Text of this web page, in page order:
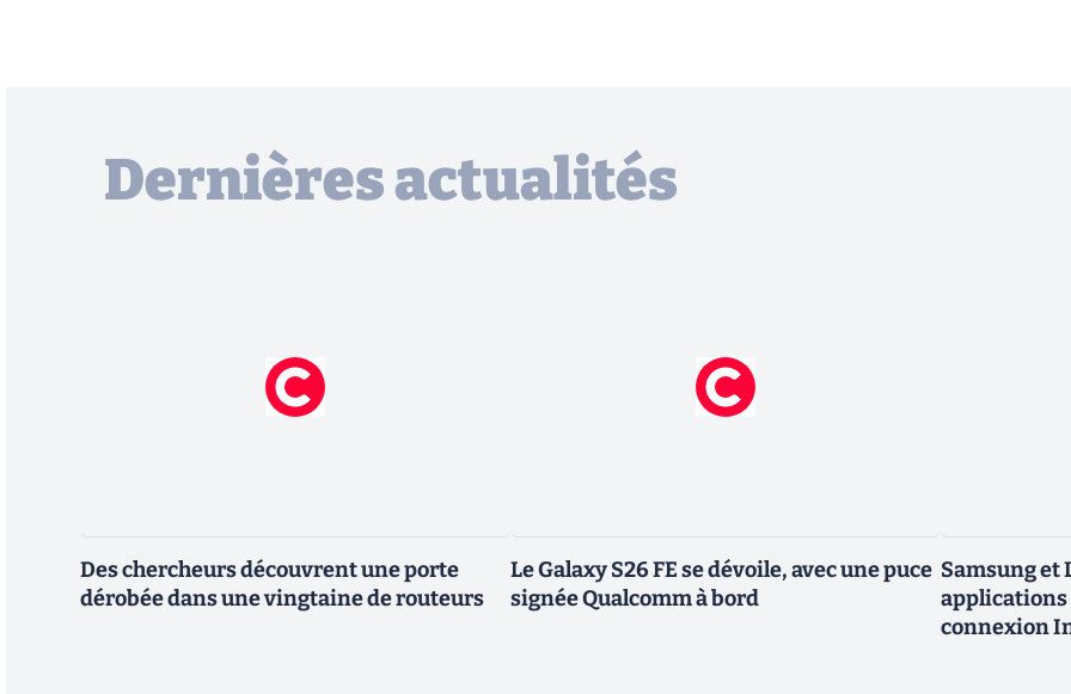
Dernières actualités
Des chercheurs découvrent une porte
dérobée dans une vingtaine de routeurs
Le Galaxy S26 FE se dévoile, avec une puce
signée Qualcomm à bord
Samsung et
applications
connexion